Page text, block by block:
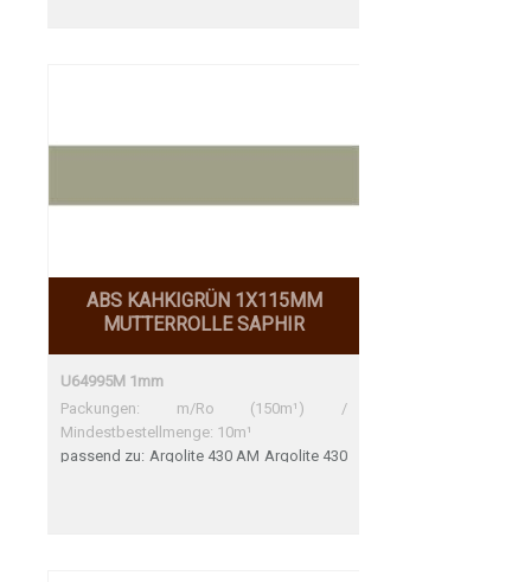
ABS KAHKIGRÜN 1X115MM
MUTTERROLLE SAPHIR
U64995M 1mm
Packungen: m/Ro (150m¹) /
Mindestbestellmenge: 10m¹
passend zu: Argolite 430 AM Argolite 430